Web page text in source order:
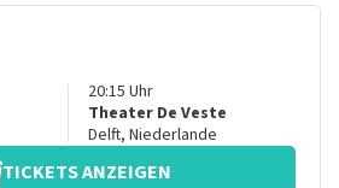
20:15 Uhr
Theater De Veste
Delft, Niederlande
TICKETS ANZEIGEN